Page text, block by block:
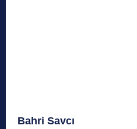
Bahri Savcı